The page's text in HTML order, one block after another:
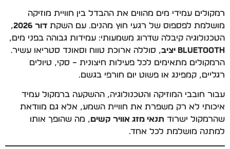
רמקולים עמידי מים מהווים את ההבדל בין חוויית מוזיקה
מושלמת לפספוס של רגעי חוץ מהנים. עם השקת דור 2026
,
הטכנולוגיה קיבלה שדרוג משמעותי: עמידות גבוהה בפני מים,
Bluetooth יציב
, סוללה ארוכת טווח וסאונד סטריאו עשיר.
הרמקולים מתאימים לכל פעילות חיצונית – סקי, טיולים
רגליים, קמפינג או פשוט יום חורפי בגשם.
עבור חובבי המוזיקה והטכנולוגיה, ההשקעה ברמקול עמיד
איכותי לא רק משפרת את חוויית השמע, אלא גם מוודאת
שהרמקול ישרוד תנאי מזג אוויר קשים, מה שהופך אותו
למתנה מושלמת לכל אחד.